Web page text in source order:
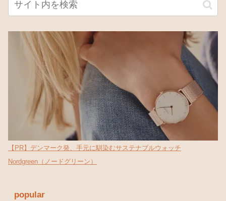
【PR】デンマーク発、手元に馴染むサステナブルウォッチ
Nordgreen（ノードグリーン）
popular